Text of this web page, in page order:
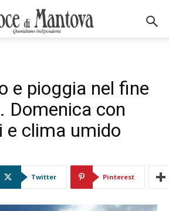
e pioggia nel fine
Domenica con
e clima umido
Twitter Pinterest